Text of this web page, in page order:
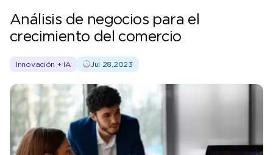
Análisis de negocios para el
crecimiento del comercio
Innovación + IA Jul 28,2023